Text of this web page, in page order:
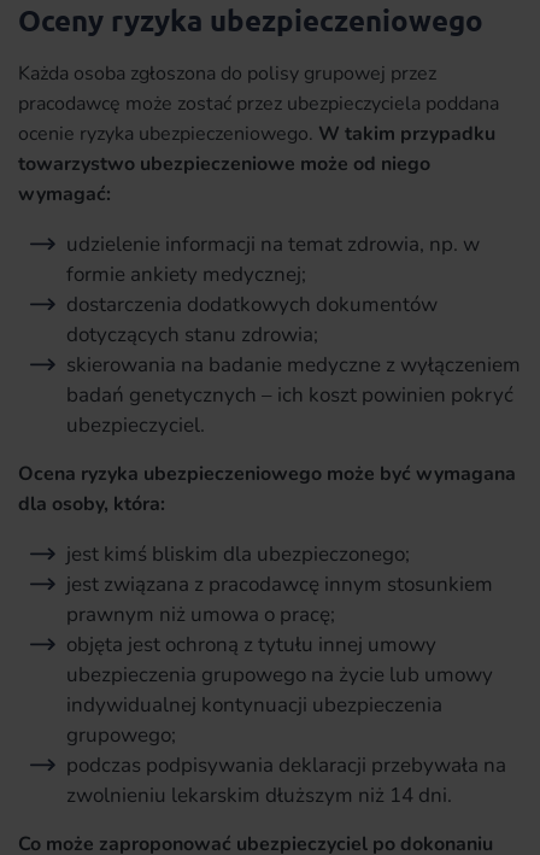
Oceny ryzyka ubezpieczeniowego
Każda osoba zgłoszona do polisy grupowej przez
pracodawcę może zostać przez ubezpieczyciela poddana
ocenie ryzyka ubezpieczeniowego. W takim przypadku
towarzystwo ubezpieczeniowe może od niego
wymagać:
udzielenie informacji na temat zdrowia, np. w
formie ankiety medycznej;
dostarczenia dodatkowych dokumentów
dotyczących stanu zdrowia;
skierowania na badanie medyczne z wyłączeniem
badań genetycznych – ich koszt powinien pokryć
ubezpieczyciel.
Ocena ryzyka ubezpieczeniowego może być wymagana
dla osoby, która:
jest kimś bliskim dla ubezpieczonego;
jest związana z pracodawcę innym stosunkiem
prawnym niż umowa o pracę;
objęta jest ochroną z tytułu innej umowy
ubezpieczenia grupowego na życie lub umowy
indywidualnej kontynuacji ubezpieczenia
grupowego;
podczas podpisywania deklaracji przebywała na
zwolnieniu lekarskim dłuższym niż 14 dni.
Co może zaproponować ubezpieczyciel po dokonaniu